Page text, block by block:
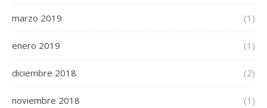
marzo 2019 (1)
enero 2019 (1)
diciembre 2018 (2)
noviembre 2018 (1)